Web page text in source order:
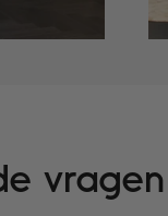
vragen